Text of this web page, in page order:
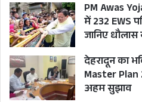
PM Awas
में 232 EWS
जानिए धौलास
देहरादून का
Master
अहम सुझाव